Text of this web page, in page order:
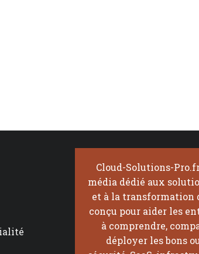
Cloud-Solutions-
média dédié aux
et à la transformation
conçu pour aider les
à comprendre,
déployer les bons